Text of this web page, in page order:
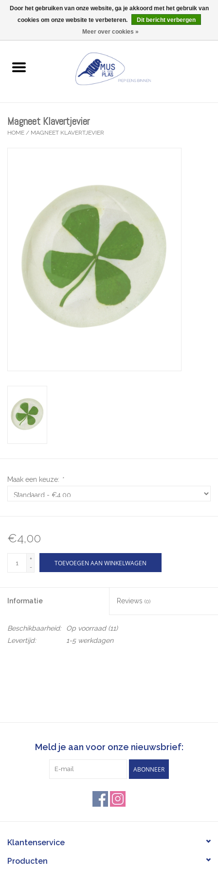
0 Artikelen - €0,00
Wenskaarten
Lifestyle
Pasen
Cadeaubonnen
Magneet Klavertjevier
HOME / MAGNEET KLAVERTJEVIER
Maak een keuze: *
€4,00
+
-
TOEVOEGEN AAN WINKELWAGEN
Informatie Reviews (0)
Beschikbaarheid: Op voorraad(11)
Levertijd:
1-5 werkdagen
Meld je aan voor onze nieuwsbrief:
ABONNEER
Klantenservice
Producten
Door het gebruiken van onze website, ga je akkoord met het gebruik van
cookies om onze website te verbeteren.
Dit bericht verbergen
Meer over cookies »
Wij zijn uitzonderlijk gesloten op Do 06/08 en Do 13/08